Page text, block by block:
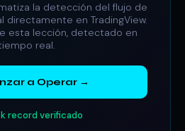
la detección del flujo de
directamente en TradingView.
esta lección, detectado en
real.
a Operar →
record verificado